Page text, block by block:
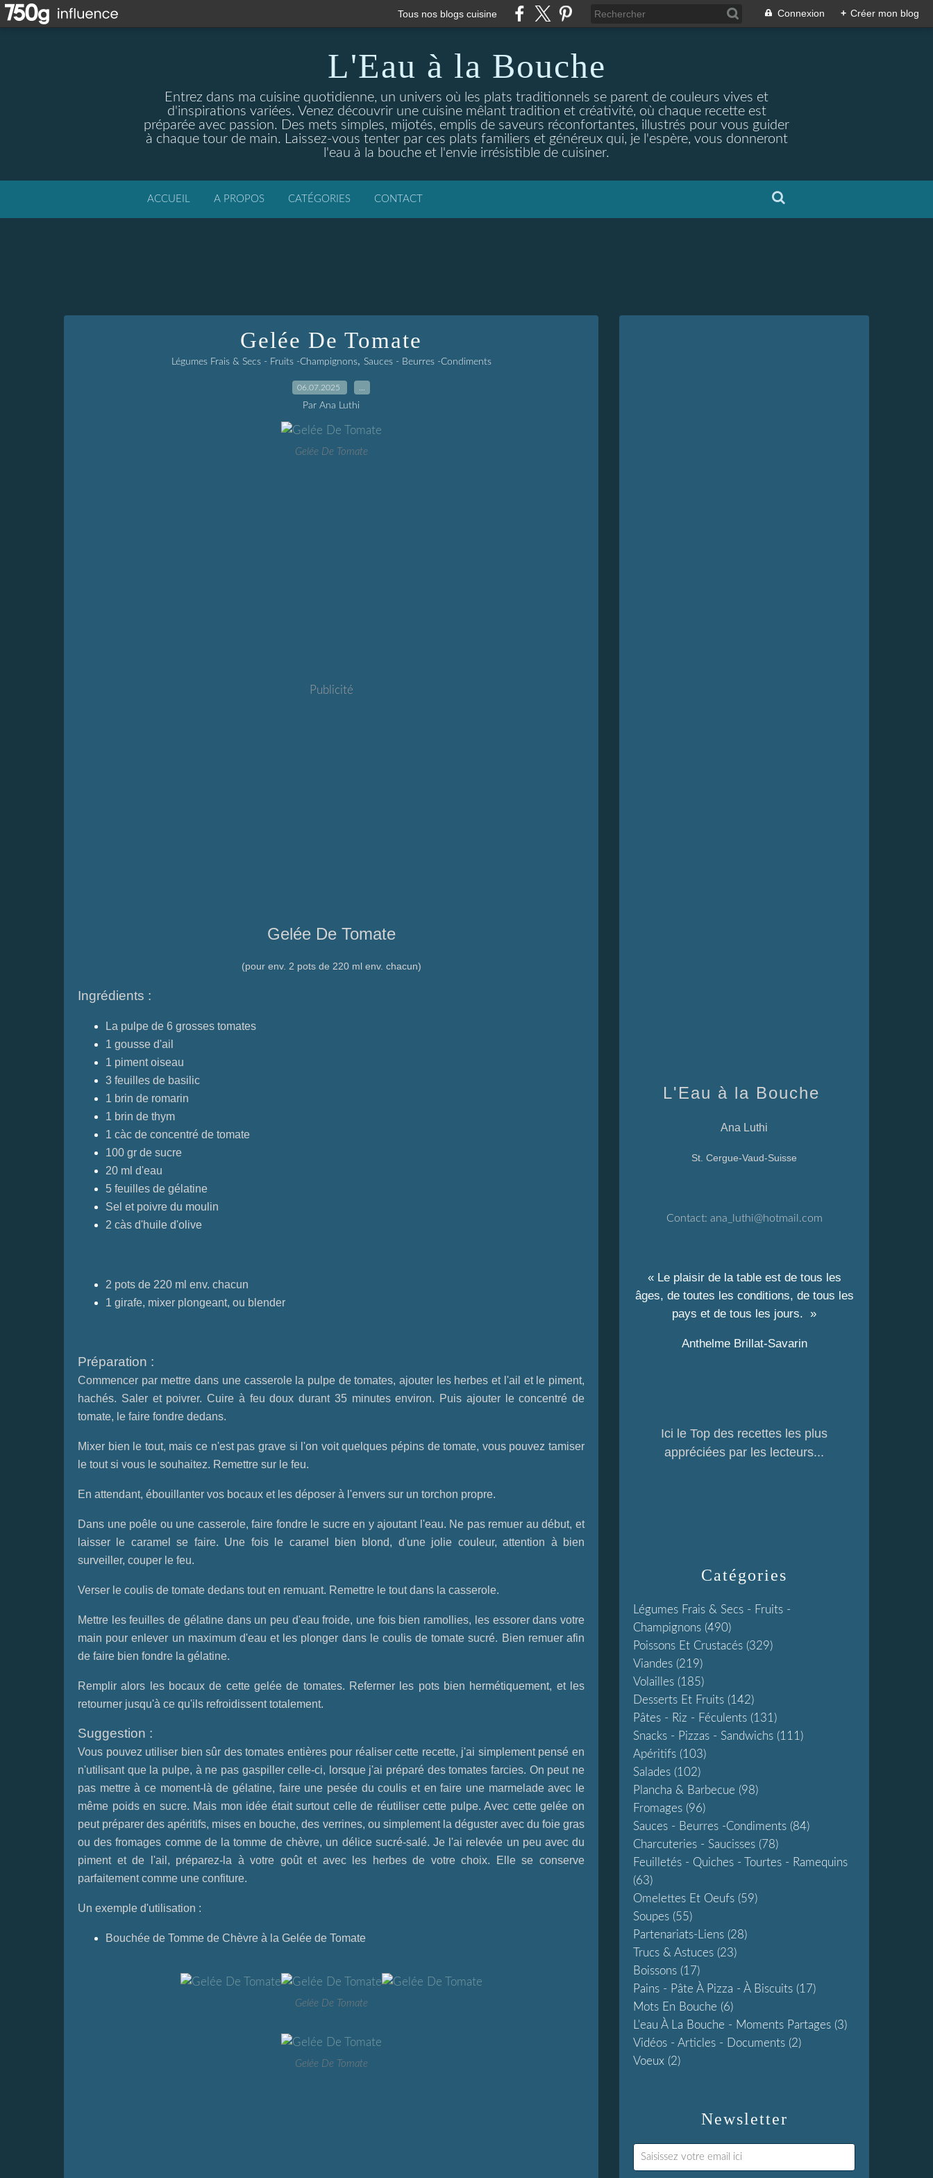
Tous nos blogs cuisine Connexion + Créer mon blog
L'Eau à la Bouche
Entrez dans ma cuisine quotidienne, un univers où les plats traditionnels se parent de couleurs vives et
d'inspirations variées. Venez découvrir une cuisine mêlant tradition et créativité, où chaque recette est
préparée avec passion. Des mets simples, mijotés, emplis de saveurs réconfortantes, illustrés pour vous guider
à chaque tour de main. Laissez-vous tenter par ces plats familiers et généreux qui, je l'espère, vous donneront
l'eau à la bouche et l'envie irrésistible de cuisiner.
ACCUEIL A PROPOS CATÉGORIES CONTACT
Gelée De Tomate
Légumes Frais & Secs - Fruits -Champignons, Sauces - Beurres -Condiments
06.07.2025
Par Ana Luthi
Gelée De Tomate
Publicité
Gelée De Tomate
(pour env. 2 pots de 220 ml env. chacun)
Ingrédients :
La pulpe de 6 grosses tomates
1 gousse d'ail
1 piment oiseau
3 feuilles de basilic
1 brin de romarin
1 brin de thym
1 càc de concentré de tomate
100 gr de sucre
20 ml d'eau
5 feuilles de gélatine
Sel et poivre du moulin
2 càs d'huile d'olive
2 pots de 220 ml env. chacun
1 girafe, mixer plongeant, ou blender
Préparation :
Commencer par mettre dans une casserole la pulpe de tomates, ajouter les herbes et l'ail et le piment,
hachés. Saler et poivrer. Cuire à feu doux durant 35 minutes environ. Puis ajouter le concentré de
tomate, le faire fondre dedans.
Mixer bien le tout, mais ce n'est pas grave si l'on voit quelques pépins de tomate, vous pouvez tamiser
le tout si vous le souhaitez. Remettre sur le feu.
En attendant, ébouillanter vos bocaux et les déposer à l'envers sur un torchon propre.
Dans une poêle ou une casserole, faire fondre le sucre en y ajoutant l'eau. Ne pas remuer au début, et
laisser le caramel se faire. Une fois le caramel bien blond, d'une jolie couleur, attention à bien
surveiller, couper le feu.
Verser le coulis de tomate dedans tout en remuant. Remettre le tout dans la casserole.
Mettre les feuilles de gélatine dans un peu d'eau froide, une fois bien ramollies, les essorer dans votre
main pour enlever un maximum d'eau et les plonger dans le coulis de tomate sucré. Bien remuer afin
de faire bien fondre la gélatine.
Remplir alors les bocaux de cette gelée de tomates. Refermer les pots bien hermétiquement, et les
retourner jusqu'à ce qu'ils refroidissent totalement.
Suggestion :
Vous pouvez utiliser bien sûr des tomates entières pour réaliser cette recette, j'ai simplement pensé en
n'utilisant que la pulpe, à ne pas gaspiller celle-ci, lorsque j'ai préparé des tomates farcies. On peut ne
pas mettre à ce moment-là de gélatine, faire une pesée du coulis et en faire une marmelade avec le
même poids en sucre. Mais mon idée était surtout celle de réutiliser cette pulpe. Avec cette gelée on
peut préparer des apéritifs, mises en bouche, des verrines, ou simplement la déguster avec du foie gras
ou des fromages comme de la tomme de chèvre, un délice sucré-salé. Je l'ai relevée un peu avec du
piment et de l'ail, préparez-la à votre goût et avec les herbes de votre choix. Elle se conserve
parfaitement comme une confiture.
Un exemple d'utilisation :
Bouchée de Tomme de Chèvre à la Gelée de Tomate
Gelée De Tomate
Gelée De Tomate
Newsletter
Catégories
Légumes Frais & Secs - Fruits -
Champignons (490)
Poissons Et Crustacés (329)
Viandes (219)
Volailles (185)
Desserts Et Fruits (142)
Pâtes - Riz - Féculents (131)
Snacks - Pizzas - Sandwichs (111)
Apéritifs (103)
Salades (102)
Plancha & Barbecue (98)
Fromages (96)
Sauces - Beurres -condiments (84)
Charcuteries - Saucisses (78)
Feuilletés - Quiches - Tourtes - Ramequins
(63)
Omelettes Et Oeufs (59)
Soupes (55)
Partenariats-Liens (28)
Trucs & Astuces (23)
Boissons (17)
Pains - Pâte À Pizza - À Biscuits (17)
Mots En Bouche (6)
L'eau À La Bouche - Moments Partages (3)
Vidéos - Articles - Documents (2)
Voeux (2)
L'Eau à la Bouche
Ana Luthi
St. Cergue-Vaud-Suisse
Contact: ana_luthi@hotmail.com
« Le plaisir de la table est de tous les
âges, de toutes les conditions, de tous les
pays et de tous les jours. »
Anthelme Brillat-Savarin
Ici le Top des recettes les plus
appréciées par les lecteurs...